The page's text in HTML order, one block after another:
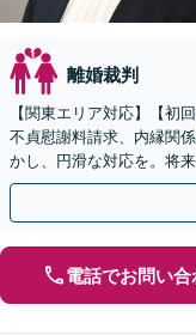
離婚裁判
【関東エリア対応】【初
不貞慰謝料請求、内縁関
かし、円滑な対応を。将
日・夜間相談対応（要予
電話でお問い合